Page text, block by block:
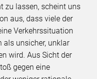
zu lassen, scheint uns
aus, dass viele der
Verkehrssituation
als unsicher, unklar
wird. Aus Sicht der
gegen eine